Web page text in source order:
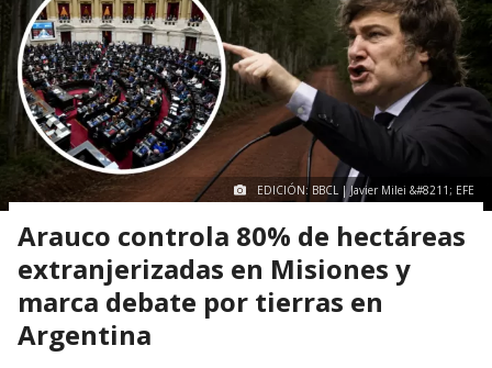
EDICIÓN: BBCL | Javier Milei &#8211; EFE
Arauco controla 80% de hectáreas
extranjerizadas en Misiones y
marca debate por tierras en
Argentina